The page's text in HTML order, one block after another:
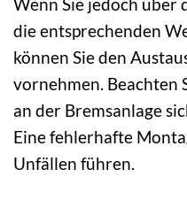
die entsprechenden
können Sie den
vornehmen. Beachten
an der Bremsanlage
Eine fehlerhafte
Unfällen führen.